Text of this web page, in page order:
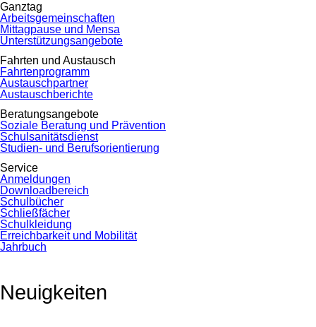
Ganztag
Arbeitsgemeinschaften
Mittagpause und Mensa
Unterstützungsangebote
Fahrten und Austausch
Fahrtenprogramm
Austauschpartner
Austauschberichte
Beratungsangebote
Soziale Beratung und Prävention
Schulsanitätsdienst
Studien- und Berufsorientierung
Service
Anmeldungen
Downloadbereich
Schulbücher
Schließfächer
Schulkleidung
Erreichbarkeit und Mobilität
Jahrbuch
Neuigkeiten